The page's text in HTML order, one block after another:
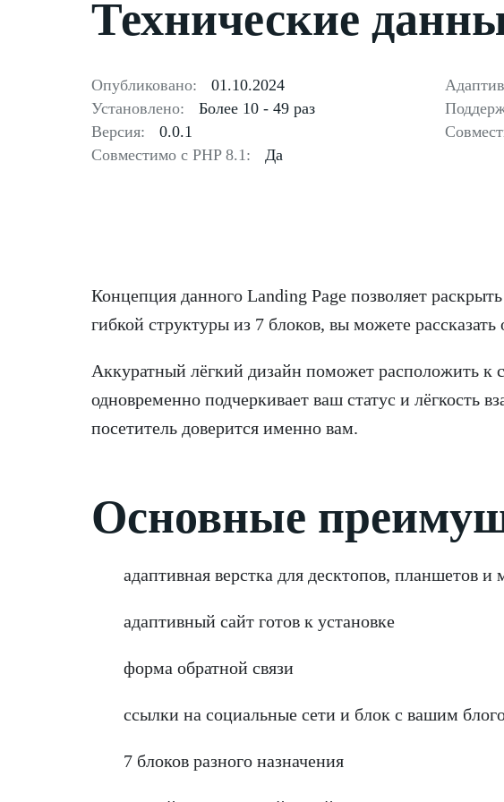
Технические
Опубликовано:
01.10.2024
Установлено:
Более 10 - 49 раз
Версия:
0.0.1
Совместимо с PHP 8.1:
Да
Концепция данного Landing Page позволяет
гибкой структуры из 7 блоков, вы можете
Аккуратный лёгкий дизайн поможет расположить к
одновременно подчеркивает ваш статус и лёгкость
посетитель доверится именно вам.
Основные
адаптивная верстка для десктопов, планшетов
адаптивный сайт готов к установке
форма обратной связи
ссылки на социальные сети и блок с вашим
7 блоков разного назначения